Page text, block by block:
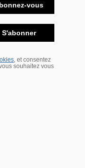
vous
S'abonner
, et consentez
souhaitez vous